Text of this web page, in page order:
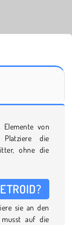
Elemente von
die
ohne die
sie an den
musst auf die